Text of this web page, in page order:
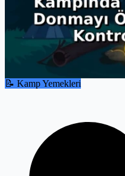
📝 Kamp Yemekleri